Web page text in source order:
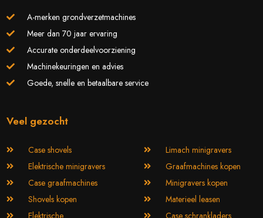
A-merken grondverzetmachines
Meer dan 70 jaar ervaring
Accurate onderdeelvoorziening
Machinekeuringen en advies
Goede, snelle en betaalbare service
Veel gezocht
Case shovels
Elektrische minigravers
Case graafmachines
Shovels kopen
Elektrische
Limach minigravers
Graafmachines kopen
Minigravers kopen
Materieel leasen
Case schrankladers